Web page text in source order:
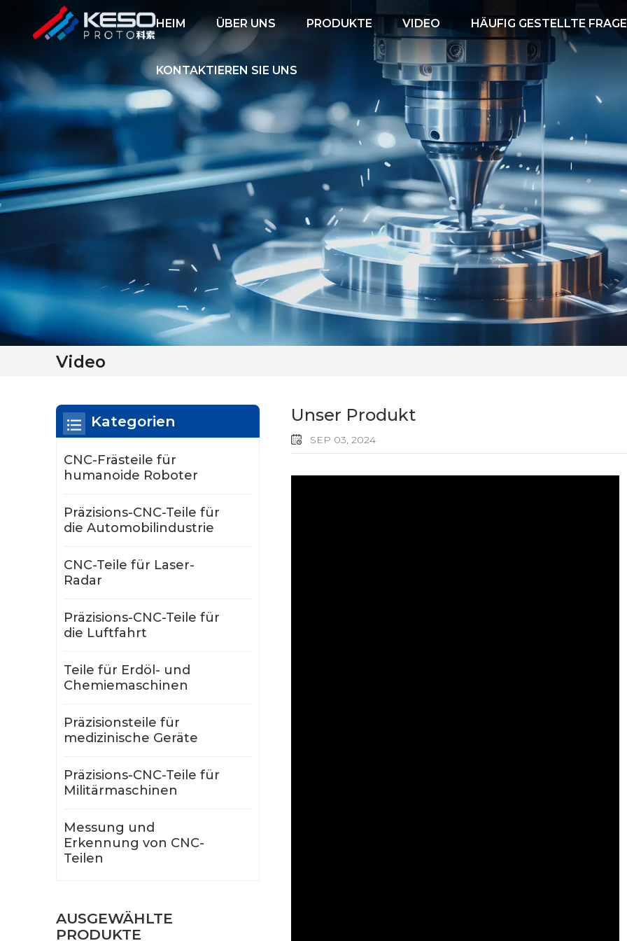
HEIM ÜBER UNS PRODUKTE VIDEO HÄUFIG GESTELLTE
KONTAKTIEREN SIE UNS
Video
Unser Produkt
SEP 03, 2024
Kategorien
CNC-Frästeile für
humanoide Roboter
Präzisions-CNC-Teile für
die Automobilindustrie
CNC-Teile für Laser-
Radar
Präzisions-CNC-Teile für
die Luftfahrt
Teile für Erdöl- und
Chemiemaschinen
Präzisionsteile für
medizinische Geräte
Präzisions-CNC-Teile für
Militärmaschinen
Messung und
Erkennung von CNC-
Teilen
AUSGEWÄHLTE
PRODUKTE